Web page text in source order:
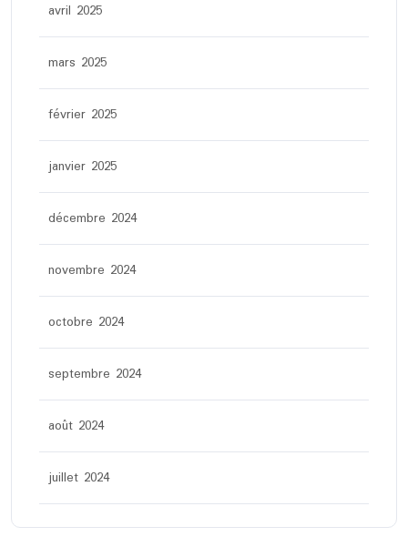
avril 2025
mars 2025
février 2025
janvier 2025
décembre 2024
novembre 2024
octobre 2024
septembre 2024
août 2024
juillet 2024